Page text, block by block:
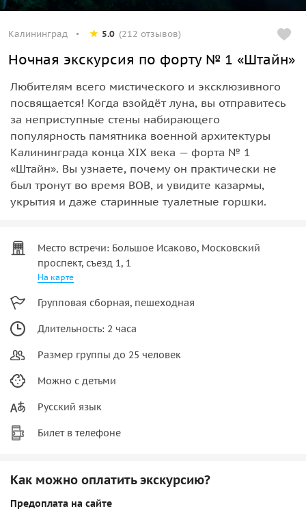
Калининград 5.0 (212 отзывов)
Ночная экскурсия по форту № 1 «Штайн»
Любителям всего мистического и эксклюзивного
посвящается! Когда взойдёт луна, вы отправитесь
за неприступные стены набирающего
популярность памятника военной архитектуры
Калининграда конца XIX века — форта № 1
«Штайн». Вы узнаете, почему он практически не
был тронут во время ВОВ, и увидите казармы,
укрытия и даже старинные туалетные горшки.
Место встречи: Большое Исаково, Московский
проспект, съезд 1, 1
На карте
Групповая сборная, пешеходная
Длительность: 2 часа
Размер группы до 25 человек
Можно с детьми
Русский язык
Билет в телефоне
Как можно оплатить экскурсию?
Предоплата на сайте